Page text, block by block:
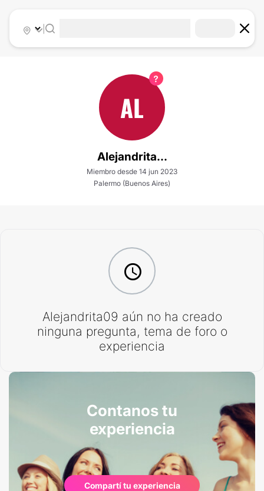
|
AL
Alejandrita...
Miembro desde 14 jun 2023
Palermo (Buenos Aires)
Alejandrita09 aún no ha creado
ninguna pregunta, tema de foro o
experiencia
Contanos tu
experiencia
Compartí tu experiencia